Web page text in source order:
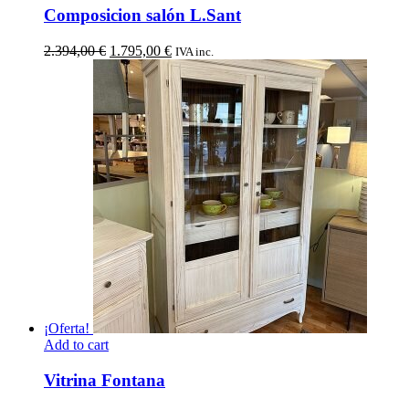
Composicion salón L.Sant
2.394,00€ El
precio
original
era:
2.394,00 €.
1.795,00 €El
precio
actual
es:
1.795,00 €.
IVA inc.
¡Oferta!
Add to cart
Vitrina Fontana